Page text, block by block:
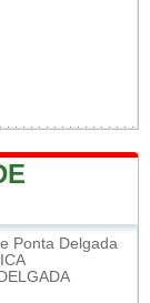
Ponta Delgada